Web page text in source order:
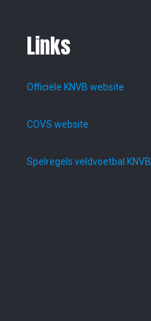
Links
Officiële KNVB website
COVS website
Spelregels veldvoetbal KNVB